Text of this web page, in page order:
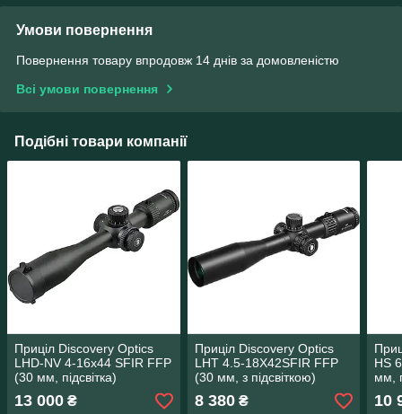
Умови повернення
Повернення товару впродовж 14 днів за домовленістю
Всі умови повернення
Подібні товари компанії
Приціл Discovery Optics
LHD-NV 4-16x44 SFIR FFP
(30 мм, підсвітка)
13 000 ₴
Приціл Discovery Optics
LHT 4.5-18X42SFIR FFP
(30 мм, з підсвіткою)
8 380₴
HS
мм,
10